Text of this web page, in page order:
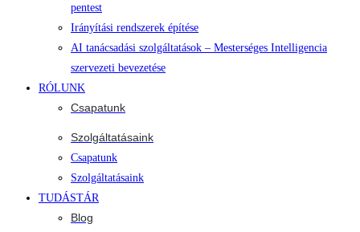
pentest
Irányítási rendszerek építése
AI tanácsadási szolgáltatások – Mesterséges Intelligencia
szervezeti bevezetése
RÓLUNK
Csapatunk
Szolgáltatásaink
Csapatunk
Szolgáltatásaink
TUDÁSTÁR
Blog